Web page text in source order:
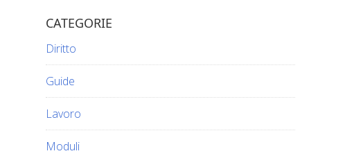
CATEGORIE
Diritto
Guide
Lavoro
Moduli